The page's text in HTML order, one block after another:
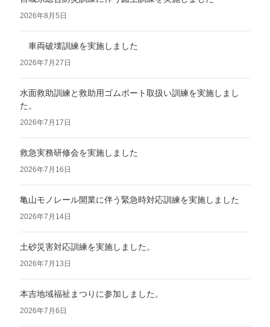
2026年8月5日
車両破壊訓練を実施しました
2026年7月27日
水面救助訓練と救助用ゴムボート取扱い訓練を実施しまし
た。
2026年7月17日
救急実務研修会を実施しました
2026年7月16日
亀山モノレール開業に伴う緊急時対応訓練を実施しました
2026年7月14日
土砂災害対応訓練を実施しました。
2026年7月13日
本吉地域福祉まつりに参加しました。
2026年7月6日